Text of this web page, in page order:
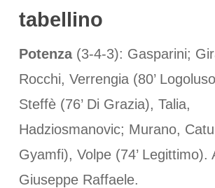
tabellino
Potenza(3-4-3): Gasparini;
Rocchi, Verrengia (80’
Steffè (76’ Di Grazia), Talia,
Hadziosmanovic; Murano,
Gyamfi), Volpe (74’ Legittimo).
Giuseppe Raffaele.